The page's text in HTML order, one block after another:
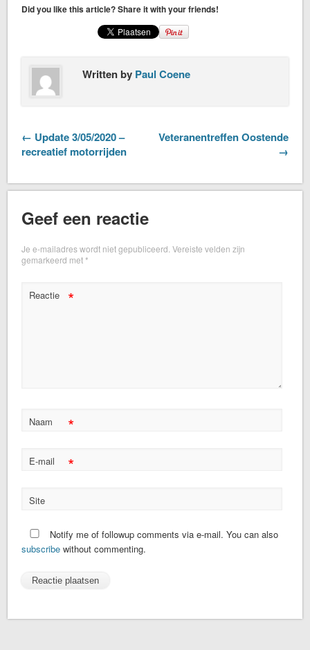
Did you like this article? Share it with your friends!
Written by Paul Coene
← Update 3/05/2020 –
recreatief motorrijden
Veteranentreffen Oostende
→
Geef een reactie
Je e-mailadres wordt niet gepubliceerd. Vereiste velden zijn
gemarkeerd met*
Reactie *
Naam *
E-mail *
Site
Notify me of followup comments via e-mail. You can also
subscribe without commenting.